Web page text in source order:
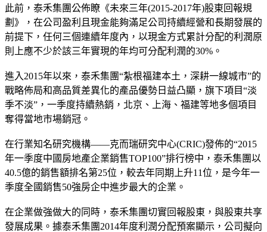
此前，泰禾集團公佈瞭《未來三年(2015-2017年)股東回報規
劃》，在公司盈利且現金能夠滿足公司持續經營和長期發展的
前提下，任何三個連續年度內，以現金方式累計分配的利潤原
則上應不少於該三年實現的年均可分配利潤的30%。
進入2015年以來，泰禾集團“紮根福建本土，深耕一線城市”的
戰略佈局和高品質差異化的產品優勢日益凸顯，旗下項目“淡
季不淡”，一季度持續熱銷，北京、上海、福建等地多個項目
奪得當地市場銷冠。
在行業知名研究機構——克而瑞研究中心(CRIC)發佈的“2015
年一季度中國房地產企業銷售TOP100”排行榜中，泰禾集團以
40.5億的銷售額排名第25位，較去年同期上升11位，是今年一
季度全國銷售50強房企中進步最大的企業。
在企業做強做大的同時，泰禾集團切實回報股東，與股東共享
發展成果。據泰禾集團2014年度利潤分配預案顯示，公司擬向